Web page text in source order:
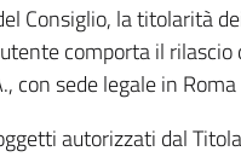
Consiglio, la titolarità
comporta il
con sede legale in
autorizzati dal